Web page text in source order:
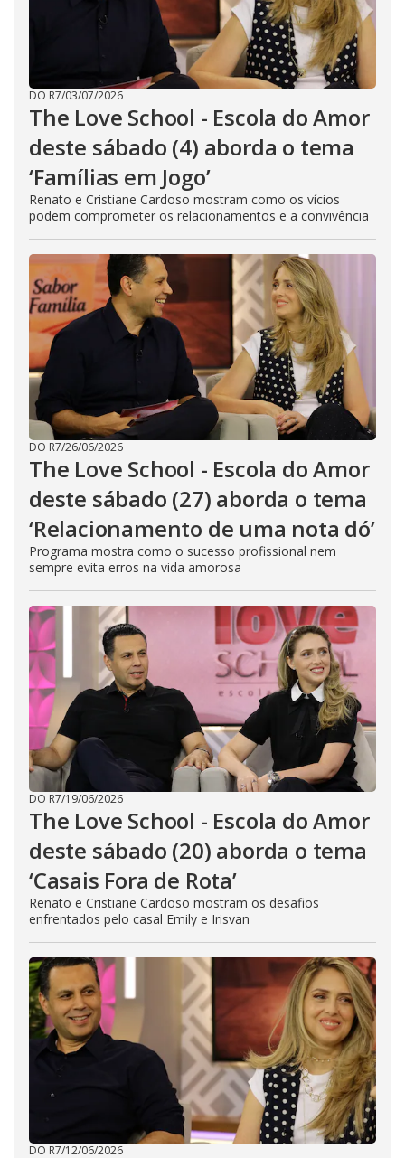
DO R7/03/07/2026
The Love School - Escola do Amor
deste sábado (4) aborda o tema
‘Famílias em Jogo’
Renato e Cristiane Cardoso mostram como os vícios
podem comprometer os relacionamentos e a convivência
DO R7/26/06/2026
The Love School - Escola do Amor
deste sábado (27) aborda o tema
‘Relacionamento de uma nota dó’
Programa mostra como o sucesso profissional nem
sempre evita erros na vida amorosa
DO R7/19/06/2026
The Love School - Escola do Amor
deste sábado (20) aborda o tema
‘Casais Fora de Rota’
Renato e Cristiane Cardoso mostram os desafios
enfrentados pelo casal Emily e Irisvan
DO R7/12/06/2026